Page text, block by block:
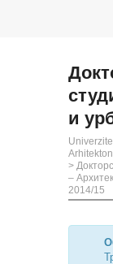
и
>
–
2014/15